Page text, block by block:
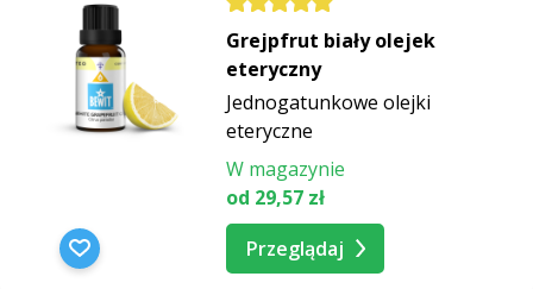
Grejpfrut biały olejek
eteryczny
Jednogatunkowe olejki
eteryczne
W magazynie
od 29,57 zł
Przeglądaj